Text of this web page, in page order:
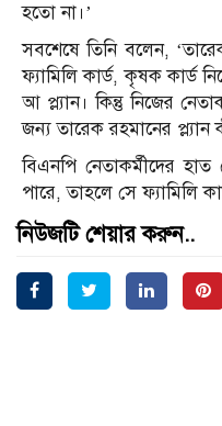
হতো না।’
সবশেষে তিনি বলেন,
ফ্যামিলি কার্ড, কৃষক কার্ড
আ প্ল্যান। কিন্তু নিজের
জন্য তারেক রহমানের
বিএনপি নেতাকর্মীদের
পারে, তাহলে সে ফ্যামিলি
নিউজটি শেয়ার করুন..